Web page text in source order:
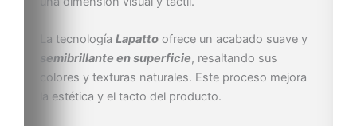
La tecnología Lapatto ofrece un acabado suave y
semibrillante en superficie, resaltando sus
colores y texturas naturales. Este proceso mejora
la estética y el tacto del producto.